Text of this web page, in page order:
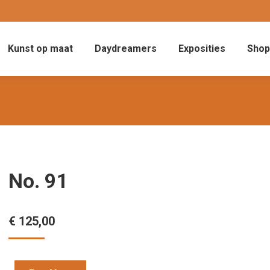
Kunst op maat Daydreamers Exposities Shop
No. 91
€ 125,00